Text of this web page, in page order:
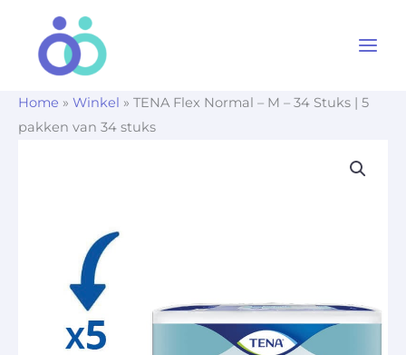
Home » Winkel » TENA Flex Normal – M – 34 Stuks | 5
pakken van 34 stuks